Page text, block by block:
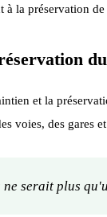
la préservation
et la
voies, des
ne serait plus